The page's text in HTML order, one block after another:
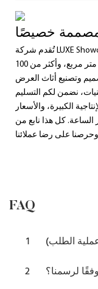
خصيصًا
تُقدم شركة LUXE Showcases، بخبرة تقارب العشرين عامًا في مجال
التصنيع، ومصنع إنتاج يمتد على مساحة 15,000 متر مربع، وأكثر من 100
وتصنيع أثاث العرض
نضمن لكم التسليم
الكبيرة، والأسعار
الساعة. كل هذا نابع من
FAQ
1
الطلب)
2
لرسمنا؟